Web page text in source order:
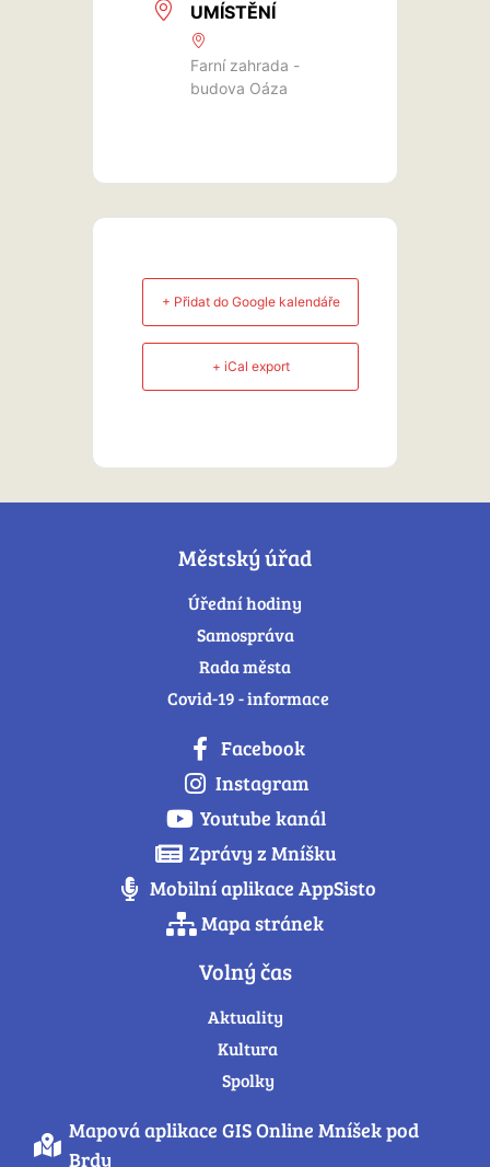
UMÍSTĚNÍ
Farní zahrada -
budova Oáza
+ Přidat do Google kalendáře
+ iCal export
Městský úřad
Úřední hodiny
Samospráva
Rada města
Covid-19 - informace
Facebook
Instagram
Youtube kanál
Zprávy z Mníšku
Mobilní aplikace AppSisto
Mapa stránek
Volný čas
Aktuality
Kultura
Spolky
Mapová aplikace GIS Online Mníšek pod
Brdy